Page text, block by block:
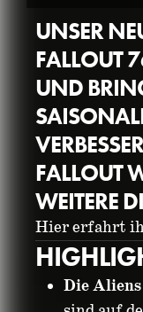
UNSER
FALLOUT
UND
FALLOUT
WEITERE
Hier erfahrt
Die